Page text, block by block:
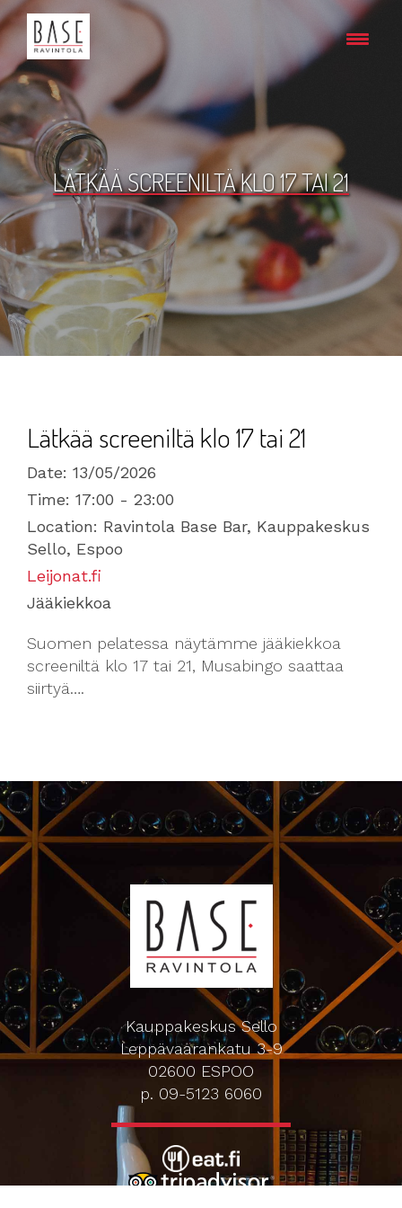
LÄTKÄÄ SCREENILTÄ KLO 17 TAI 21
Lätkää screeniltä klo 17 tai 21
Date: 13/05/2026
Time: 17:00 - 23:00
Location: Ravintola Base Bar, Kauppakeskus
Sello, Espoo
Leijonat.fi
Jääkiekkoa
Suomen pelatessa näytämme jääkiekkoa
screeniltä klo 17 tai 21, Musabingo saattaa
siirtyä….
Kauppakeskus Sello
Leppävaarankatu 3-9
02600 ESPOO
p. 09-5123 6060